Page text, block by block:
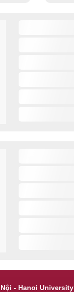
- Hanoi University